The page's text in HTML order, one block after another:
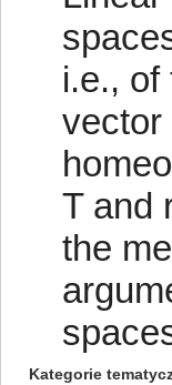
i.e.,
T and
the
Kategorie